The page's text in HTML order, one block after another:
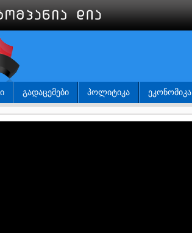
ᲒᲐᲓᲐᲪᲔᲛᲔᲑᲘ ᲞᲝᲚᲘᲢᲘᲙᲐ ᲔᲙᲝᲜᲝᲛᲘᲙᲐ